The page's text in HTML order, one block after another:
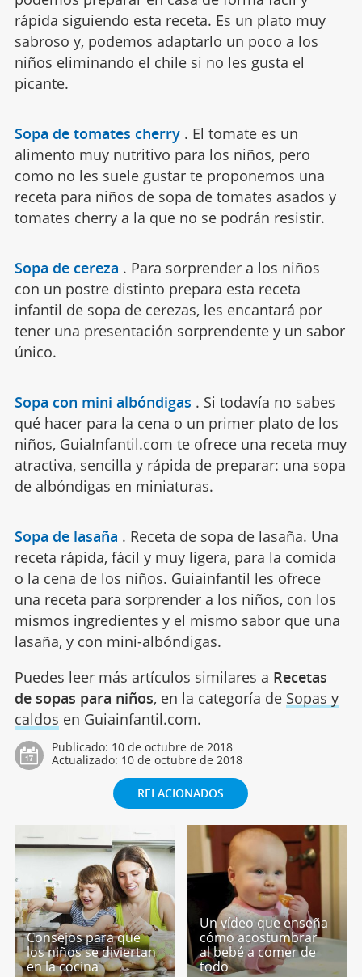
rápida siguiendo esta receta. Es un plato muy
sabroso y, podemos adaptarlo un poco a los
niños eliminando el chile si no les gusta el
picante.
Sopa de tomates cherry . El tomate es un
alimento muy nutritivo para los niños, pero
como no les suele gustar te proponemos una
receta para niños de sopa de tomates asados y
tomates cherry a la que no se podrán resistir.
Sopa de cereza . Para sorprender a los niños
con un postre distinto prepara esta receta
infantil de sopa de cerezas, les encantará por
tener una presentación sorprendente y un sabor
único.
Sopa con mini albóndigas . Si todavía no sabes
qué hacer para la cena o un primer plato de los
niños, GuiaInfantil.com te ofrece una receta muy
atractiva, sencilla y rápida de preparar: una sopa
de albóndigas en miniaturas.
Sopa de lasaña . Receta de sopa de lasaña. Una
receta rápida, fácil y muy ligera, para la comida
o la cena de los niños. Guiainfantil les ofrece
una receta para sorprender a los niños, con los
mismos ingredientes y el mismo sabor que una
lasaña, y con mini-albóndigas.
Puedes leer más artículos similares a Recetas
de sopas para niños, en la categoría de Sopas y
caldos en Guiainfantil.com.
Publicado: 10 de octubre de 2018
Actualizado: 10 de octubre de 2018
RELACIONADOS
Consejos para que
los niños se diviertan
en la cocina
Un vídeo que enseña
cómo acostumbrar
al bebé a comer de
todo